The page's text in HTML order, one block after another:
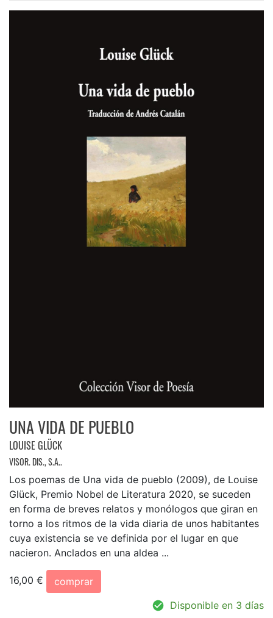
UNA VIDA DE PUEBLO
LOUISE GLÜCK
VISOR. DIS., S.A..
Los poemas de Una vida de pueblo (2009), de Louise
Glück, Premio Nobel de Literatura 2020, se suceden
en forma de breves relatos y monólogos que giran en
torno a los ritmos de la vida diaria de unos habitantes
cuya existencia se ve definida por el lugar en que
nacieron. Anclados en una aldea ...
16,00 €
comprar
Disponible en 3 días